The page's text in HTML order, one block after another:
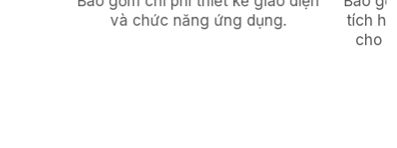
và chức năng ứng dụng.
tích
cho